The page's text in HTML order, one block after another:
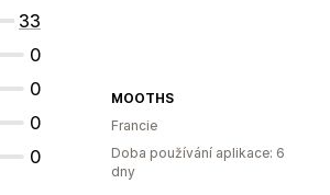
33
0
0
0
0
MOOTHS
Francie
Doba používání aplikace: 6
dny